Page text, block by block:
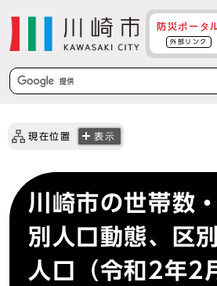
防災ポータ
外部リンク
現在位置 表示
川崎市の世帯数
別人口動態、区
人口（令和2年2